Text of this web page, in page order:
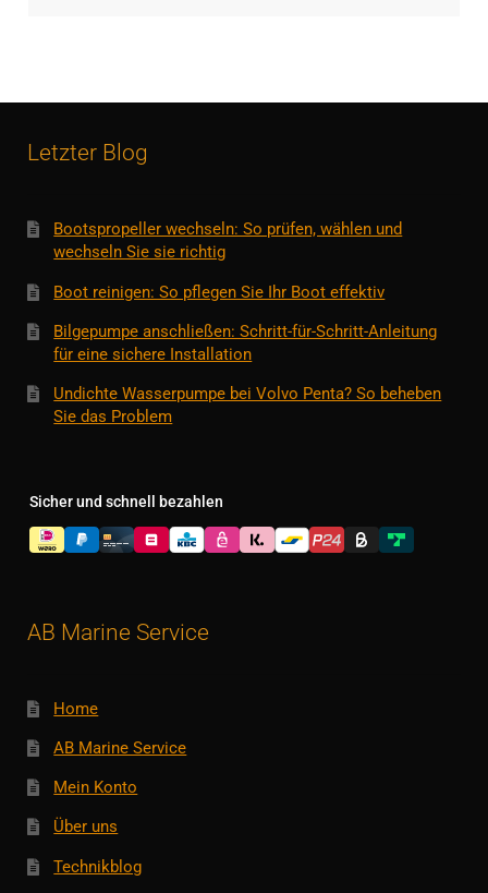
Letzter Blog
Bootspropeller wechseln: So prüfen, wählen und
wechseln Sie sie richtig
Boot reinigen: So pflegen Sie Ihr Boot effektiv
Bilgepumpe anschließen: Schritt-für-Schritt-Anleitung
für eine sichere Installation
Undichte Wasserpumpe bei Volvo Penta? So beheben
Sie das Problem
Sicher und schnell bezahlen
AB Marine Service
Home
AB Marine Service
Mein Konto
Über uns
Technikblog